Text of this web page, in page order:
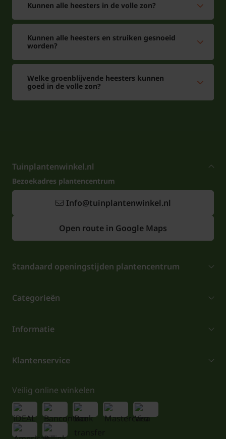
Kunnen alle heesters in de volle zon?
Kunnen alle heesters en struiken gesnoeid
worden?
Welke groenblijvende heesters kunnen
goed in de volle zon?
Tuinplantenwinkel.nl
Bezoekadres plantencentrum
Info@tuinplantenwinkel.nl
Open route in Google Maps
Standaard openingstijden plantencentrum
Categorieën
Informatie
Klantenservice
Veilig online winkelen